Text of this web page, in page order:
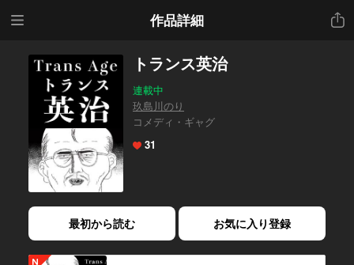
作品詳細
共有
トランス英治
連載中
玖島川のり
コメディ・ギャグ
31
最初から読む お気に入り登録